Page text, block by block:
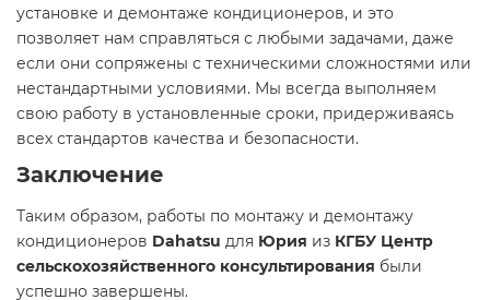
установке и демонтаже кондиционеров, и это
позволяет нам справляться с любыми задачами, даже
если они сопряжены с техническими сложностями или
нестандартными условиями. Мы всегда выполняем
свою работу в установленные сроки, придерживаясь
всех стандартов качества и безопасности.
Заключение
Таким образом, работы по монтажу и демонтажу
кондиционеров Dahatsu для Юрия из КГБУ Центр
сельскохозяйственного консультирования были
успешно завершены.